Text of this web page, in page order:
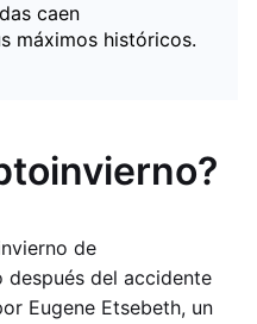
caen
máximos históricos.
de
del accidente
Eugene Etsebeth, un